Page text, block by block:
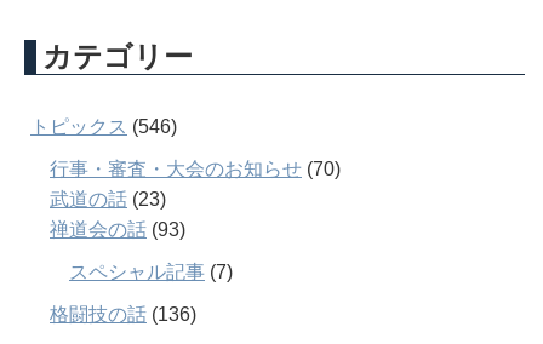
カテゴリー
トピックス (546)
行事・審査・大会のお知らせ (70)
武道の話 (23)
禅道会の話 (93)
スペシャル記事 (7)
格闘技の話 (136)